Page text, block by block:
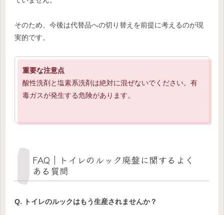
そのため、今後は代替品への切り替えを前提に考えるのが現
実的です。
重要な注意点
酸性洗剤と塩素系洗剤は絶対に混ぜないでください。有
毒ガスが発生する危険があります。
FAQ｜トイレのルック廃盤に関するよく
ある質問
Q. トイレのルックはもう生産されませんか？